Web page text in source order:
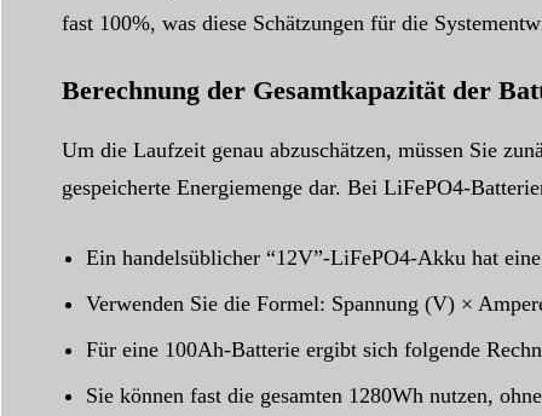
fast 100%, was diese Schätzungen für die
Berechnung der Gesamtkapazität der
Um die Laufzeit genau abzuschätzen, müssen Sie
gespeicherte Energiemenge dar. Bei LiFePO4-
Ein handelsüblicher “12V”-LiFePO4-Akku hat
Verwenden Sie die Formel: Spannung (V) ×
Für eine 100Ah-Batterie ergibt sich folgende
Sie können fast die gesamten 1280Wh nutzen,